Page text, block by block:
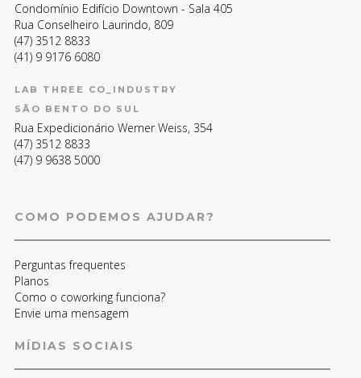
Condomínio Edifício Downtown - Sala 405
Rua Conselheiro Laurindo, 809
(47) 3512 8833
(41) 9 9176 6080
LAB THREE CO_INDUSTRY
SÃO BENTO DO SUL
Rua Expedicionário Werner Weiss, 354
(47) 3512 8833
(47) 9 9638 5000
COMO PODEMOS AJUDAR?
Perguntas frequentes
Planos
Como o coworking funciona?
Envie uma mensagem
MÍDIAS SOCIAIS